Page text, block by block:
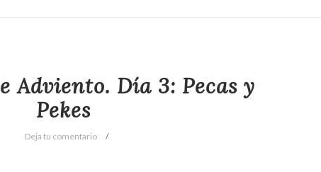
Adviento. Día 3: Pecas y
Pekes
Deja tu comentario